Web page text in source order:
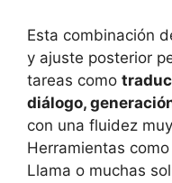
Esta combinación
y ajuste posterior
tareas como
diálogo,
con una fluidez
Herramientas
Llama o muchas